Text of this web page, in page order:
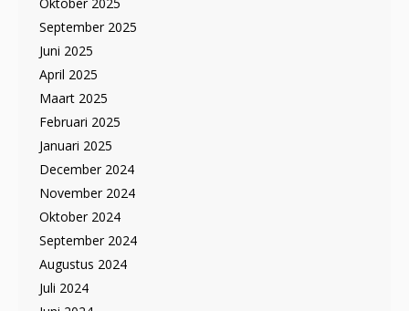
September 2025
Juni 2025
April 2025
Maart 2025
Februari 2025
Januari 2025
December 2024
November 2024
Oktober 2024
September 2024
Augustus 2024
Juli 2024